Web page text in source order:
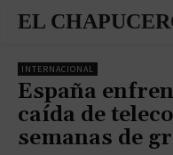
EL
INTERNACIONAL
España
caída de
semanas de